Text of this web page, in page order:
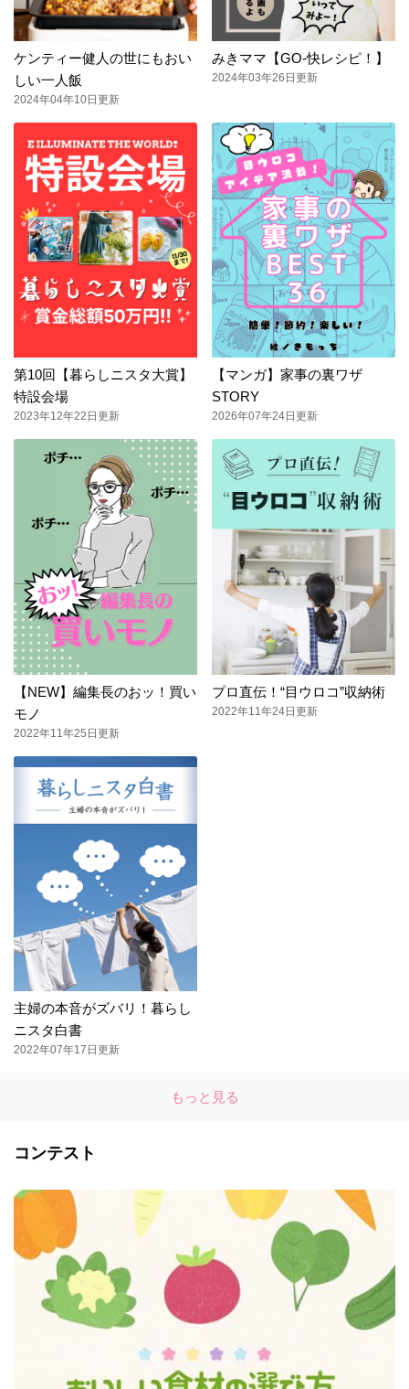
ケンティー健人の世にもおい
しい一人飯
2024年04年10日更新
みきママ【GO-快レシピ！】
2024年03年26日更新
第10回【暮らしニスタ大賞】
特設会場
2023年12年22日更新
【マンガ】家事の裏ワザ
STORY
2026年07年24日更新
【NEW】編集長のおッ！買い
モノ
2022年11年25日更新
プロ直伝！“目ウロコ”収納術
2022年11年24日更新
主婦の本音がズバリ！暮らし
ニスタ白書
2022年07年17日更新
もっと見る
コンテスト